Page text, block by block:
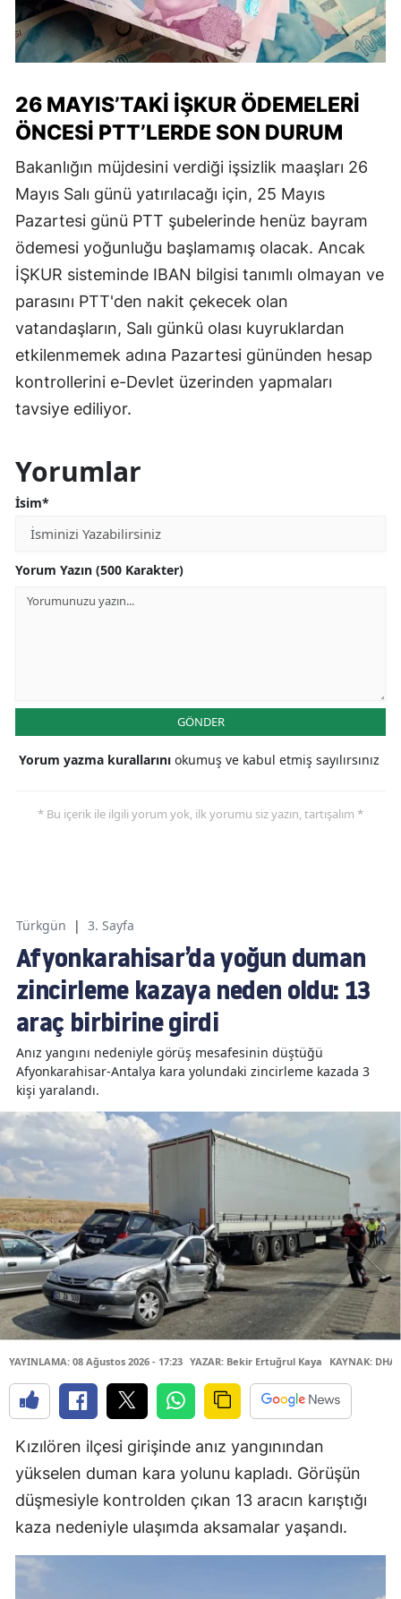
26 MAYIS’TAKI İŞKUR ÖDEMELERI
ÖNCESI PTT’LERDE SON DURUM
Bakanlığın müjdesini verdiği işsizlik maaşları 26
Mayıs Salı günü yatırılacağı için, 25 Mayıs
Pazartesi günü PTT şubelerinde henüz bayram
ödemesi yoğunluğu başlamamış olacak. Ancak
İŞKUR sisteminde IBAN bilgisi tanımlı olmayan ve
parasını PTT'den nakit çekecek olan
vatandaşların, Salı günkü olası kuyruklardan
etkilenmemek adına Pazartesi gününden hesap
kontrollerini e-Devlet üzerinden yapmaları
tavsiye ediliyor.
Yorumlar
İsim*
Yorum Yazın (500 Karakter)
GÖNDER
Yorum yazma kurallarını okumuş ve kabul etmiş sayılırsınız
* Bu içerik ile ilgili yorum yok, ilk yorumu siz yazın, tartışalım *
Türkgün | 3. Sayfa
Afyonkarahisar’da yoğun duman
zincirleme kazaya neden oldu: 13
araç birbirine girdi
Anız yangını nedeniyle görüş mesafesinin düştüğü
Afyonkarahisar-Antalya kara yolundaki zincirleme kazada 3
kişi yaralandı.
YAYINLAMA: 08 Ağustos 2026 - 17:23 YAZAR: Bekir Ertuğrul Kaya KAYNAK: DHA
Kızılören ilçesi girişinde anız yangınından
yükselen duman kara yolunu kapladı. Görüşün
düşmesiyle kontrolden çıkan 13 aracın karıştığı
kaza nedeniyle ulaşımda aksamalar yaşandı.